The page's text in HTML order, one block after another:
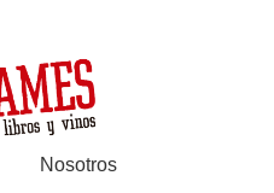
Nosotros